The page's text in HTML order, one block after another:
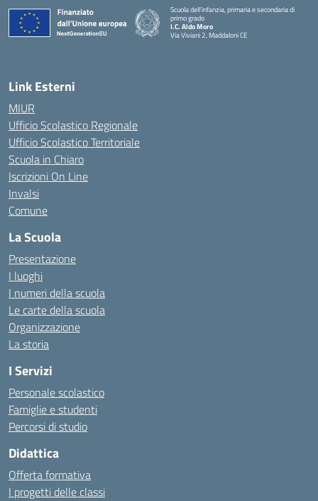
Scuola dell’infanzia, primaria e secondaria di
primo grado
I.C. Aldo Moro
Via Viviani 2, Maddaloni CE
Link Esterni
MIUR
Ufficio Scolastico Regionale
Ufficio Scolastico Territoriale
Scuola in Chiaro
Iscrizioni On Line
Invalsi
Comune
La Scuola
Presentazione
I luoghi
I numeri della scuola
Le carte della scuola
Organizzazione
La storia
I Servizi
Personale scolastico
Famiglie e studenti
Percorsi di studio
Didattica
Offerta formativa
I progetti delle classi